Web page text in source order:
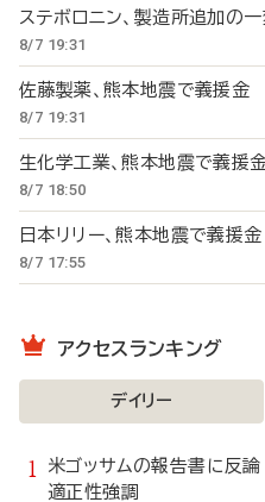
ステボロニン、製造所追加の
8/7 19:31
佐藤製薬、熊本地震で義援金
8/7 19:31
生化学工業、熊本地震で義
8/7 18:50
日本リリー、熊本地震で義援
8/7 17:55
アクセスランキング
デイリー
米ゴッサムの報告書に反
適正性強調